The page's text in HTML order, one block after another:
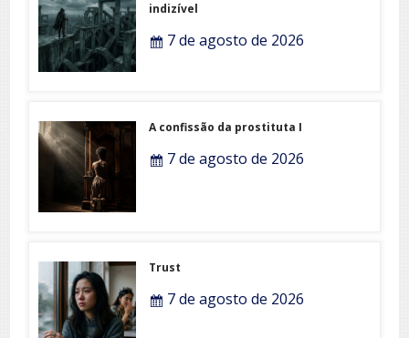
indizível
7 de agosto de 2026
A confissão da prostituta I
7 de agosto de 2026
Trust
7 de agosto de 2026